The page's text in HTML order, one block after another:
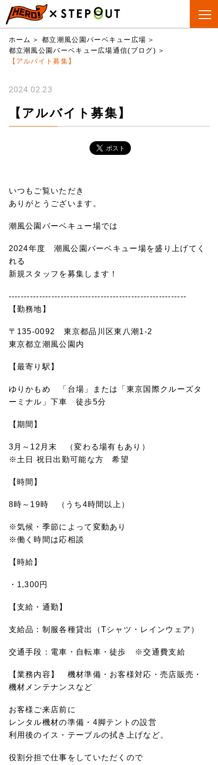
BBQ会場
検索
手ぶらBBQ
とは?
BBQ&CAMP
ちリスト
ホーム
都立潮風公園バーベキュー広場
都立潮風公園バーベキュー広場通信(ブログ)
【アルバイト募集】
2024.02.23
【アルバイト募集】
いつもご覧いただき
ありがとうございます。
潮風公園バーベキュー場では
2024年度 潮風公園バーベキュー場を盛り上げてく
れる
新規スタッフを募集します！
----------------------------------------------------------
【勤務地】
〒135-0092 東京都品川区東八潮1-2
東京都立潮風公園内
【最寄り駅】
ゆりかもめ 「台場」または「東京国際クルーズタ
ーミナル」下車 徒歩5分
【期間】
3月～12月末 （変わる場有もあり）
※土日 祝日出勤可能な方 希望
【時間】
8時～19時 （うち4時間以上）
※気候・季節によって変動あり
※働く時間は応相談
【時給】
・1,300円
【支給・通勤】
支給品：制服各種貸出（Tシャツ・レインウェア）
交通手段：電車・自転車・徒歩 ※交通費支給
【業務内容】 機材準備・お客様対応・売店販売・
機材メンテナンスなど
お客様ご来店前に
レンタル機材の準備・4脚テントの設営
利用後のイス・テーブルの拭き上げなど。
役割分担で仕事をしていただくので